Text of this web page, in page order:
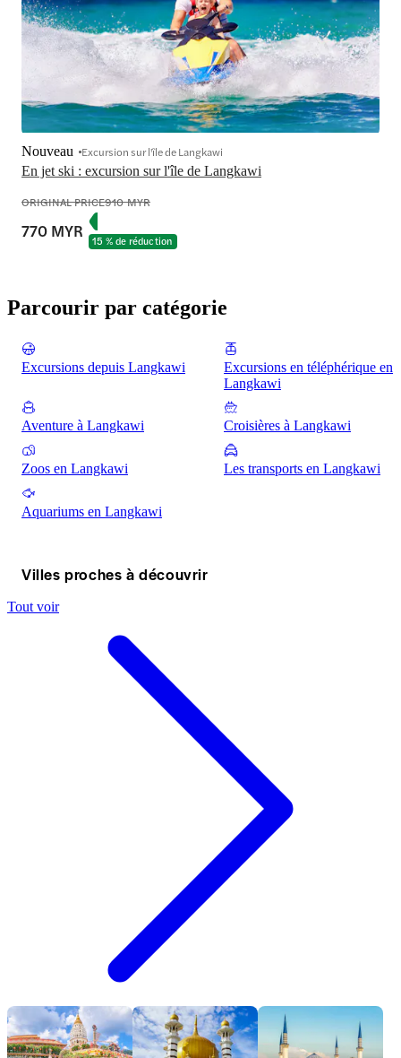
En jet ski : excursion sur l'île de Langkawi
Nouveau Excursion sur l'île de Langkawi
ORIGINAL PRICE910 MYR
770 MYR 15 % de réduction
Parcourir par catégorie
Excursions depuis Langkawi
Excursions en téléphérique en
Langkawi
Aventure à Langkawi Croisières à Langkawi
Zoos en Langkawi Les transports en Langkawi
Aquariums en Langkawi
Villes proches à découvrir
Tout voir